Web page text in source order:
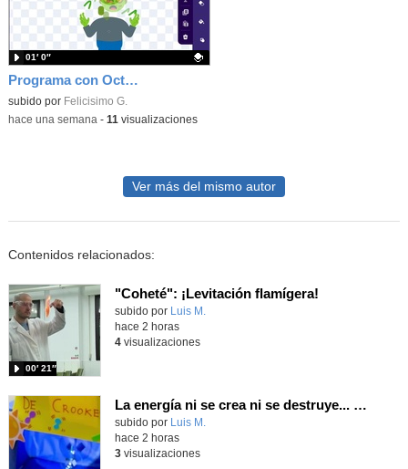
Programa con OctoStudio, un juego homenajeando al House of the dead con Zombies
Contenido educativo.
subido por Felicisimo G.
01′ 0″
-hace una semana - 11 visualizaciones
Ver más del mismo autor
Contenidos relacionados:
"Coheté": ¡Levitación flamígera!
Contenido educativo.
subido por Luis M.
00′ 21″
hace 2 horas
4visualizaciones
La energía ni se crea ni se destruye... ¡se experimenta! El Tierno en la Feria Madrid es Ciencia 2026
Contenido educativo.
subido por Luis M.
hace 2 horas
3visualizaciones